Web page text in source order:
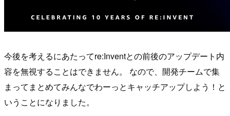
今後を考えるにあたってre:Inventとの前後のアップデート内
容を無視することはできません。 なので、開発チームで集
まってまとめてみんなでわーっとキャッチアップしよう！と
いうことになりました。